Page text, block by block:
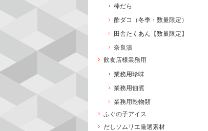
棒だら
酢ダコ（冬季・数量限定）
田舎たくあん【数量限定】
奈良漬
飲食店様業務用
業務用珍味
業務用佃煮
業務用乾物類
ふぐの子アイス
だしソムリエ厳選素材